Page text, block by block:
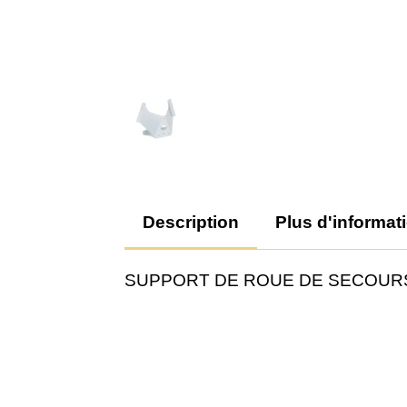
Description Plus
SUPPORT DE ROUE DE